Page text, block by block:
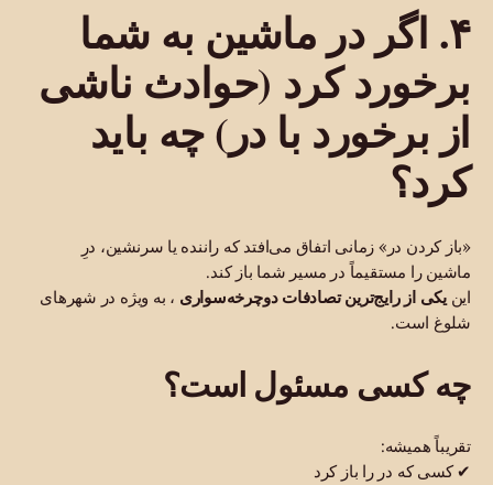
۴. اگر در ماشین به شما
برخورد کرد (حوادث ناشی
از برخورد با در) چه باید
کرد؟
«باز کردن در» زمانی اتفاق می‌افتد که راننده یا سرنشین، درِ
ماشین را مستقیماً در مسیر شما باز کند.
اینیکی از رایج‌ترین تصادفات دوچرخه‌سواری ، به ویژه در شهرهای
شلوغ است.
چه کسی مسئول است؟
تقریباً همیشه:
✔ کسی که در را باز کرد